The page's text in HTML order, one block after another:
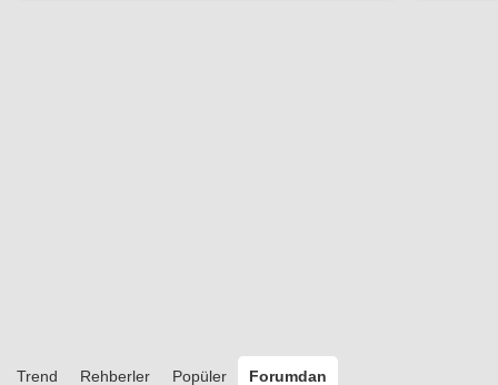
Trend Rehberler Popüler Forumdan